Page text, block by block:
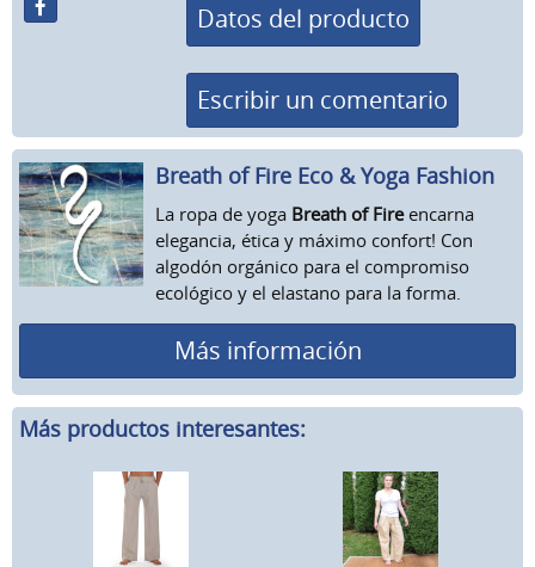
Datos del producto
Escribir un comentario
Breath of Fire Eco & Yoga Fashion
La ropa de yoga Breath of Fireencarna
elegancia, ética y máximo confort! Con
algodón orgánico para el compromiso
ecológico y el elastano para la forma.
Más información
Más productos interesantes: